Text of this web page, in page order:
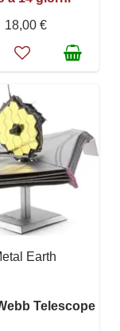
18,00 €
Earth
Telescope